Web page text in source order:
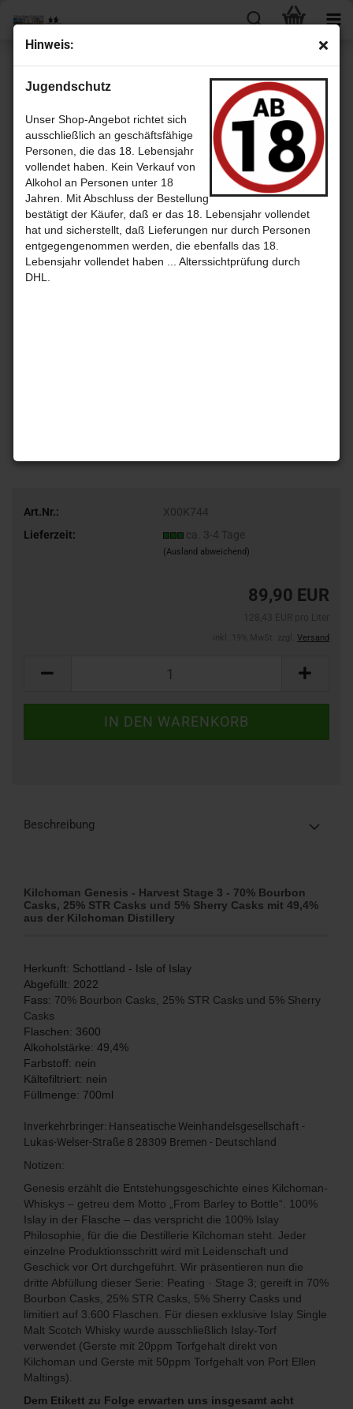
Hin­weis:
Jugendschutz
Unser Shop-Angebot richtet sich
ausschließlich an geschäftsfähige
Personen, die das 18. Lebensjahr
vollendet haben. Kein Verkauf von
Alkohol an Personen unter 18
Jahren. Mit Abschluss der Bestellung
bestätigt der Käufer, daß er das 18. Lebensjahr vollendet
hat und sicherstellt, daß Lieferungen nur durch Personen
entgegengenommen werden, die ebenfalls das 18.
Lebensjahr vollendet haben ... Alterssichtprüfung durch
DHL.
« Erster « zurück weiter »
Letzter »
24Artikel in dieser Kategorie
Kilcho­man Ge­ne­sis - Har­vest Stage 3 - 70% Bour­bon Casks, 25%
STR Casks und 5% Sher­ry Casks mit 49,4% aus der Kilcho­man Di­stil­
le­ry
Art.Nr.:
X00K744
Lieferzeit:
ca. 3-4 Tage
(Ausland abweichend)
89,90 EUR
Versand
Beschreibung
Kilchoman Genesis - Harvest Stage 3 - 70% Bourbon
Casks, 25% STR Casks und 5% Sherry Casks mit 49,4%
aus der Kilchoman Distillery
Herkunft: Schottland - Isle of Islay
Abgefüllt: 2022
Fass: 70% Bourbon Casks, 25% STR Casks und 5% Sherry
Casks
Flaschen: 3600
Alkoholstärke: 49,4%
Farbstoff: nein
Kältefiltriert: nein
Füllmenge: 700ml
Inverkehrbringer: Hanseatische Weinhandelsgesellschaft -
Lukas-Welser-Straße 8 28309 Bremen - Deutschland
Notizen:
Genesis erzählt die Entstehungsgeschichte eines Kilchoman-
Whiskys – getreu dem Motto „From Barley to Bottle“. 100%
Islay in der Flasche – das verspricht die 100% Islay
Philosophie, für die die Destillerie Kilchoman steht. Jeder
einzelne Produktionsschritt wird mit Leidenschaft und
Geschick vor Ort durchgeführt. Wir präsentieren nun die
dritte Abfüllung dieser Serie: Peating · Stage 3; gereift in 70%
Bourbon Casks, 25% STR Casks, 5% Sherry Casks und
limitiert auf 3.600 Flaschen. Für diesen exklusive Islay Single
Malt Scotch Whisky wurde ausschließlich Islay-Torf
verwendet (Gerste mit 20ppm Torfgehalt direkt von
Kilchoman und Gerste mit 50ppm Torfgehalt von Port Ellen
Maltings).
Dem Etikett zu Folge erwarten uns insgesamt acht